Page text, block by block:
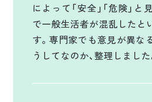
プライバシーポリシー
によって「安全」「危険」
で一般生活者が混乱したと
す。専門家でも意見が異な
うしてなのか、整理しました